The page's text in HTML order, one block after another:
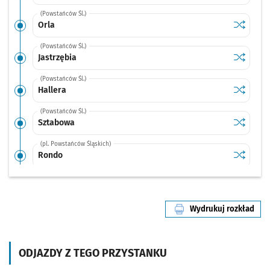
(Powstańców Śl.)
Orla Sprawdź
Orla
(Powstańców Śl.)
Jastrzębia Sprawdź
(Powstańców Śl.)
Hallera Sprawdź
Hallera
(Powstańców Śl.)
Sztabowa Sprawdź
Sztabowa
(pl. Powstańców Śląskich)
Rondo Sprawdź
Rondo
(Powstańców Śl.)
Sprawdź
Arkady (Capitol)
Wydrukuj rozkład
linii nr 2
ODJAZDY Z TEGO PRZYSTANKU